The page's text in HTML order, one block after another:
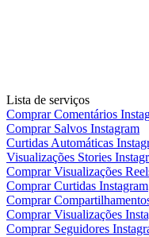
Lista de serviços
Comprar Comentários
Comprar Salvos Instagram
Curtidas Automáticas
Visualizações Stories
Comprar Visualizações
Comprar Curtidas Instagram
Comprar
Comprar Visualizações
Comprar Seguidores